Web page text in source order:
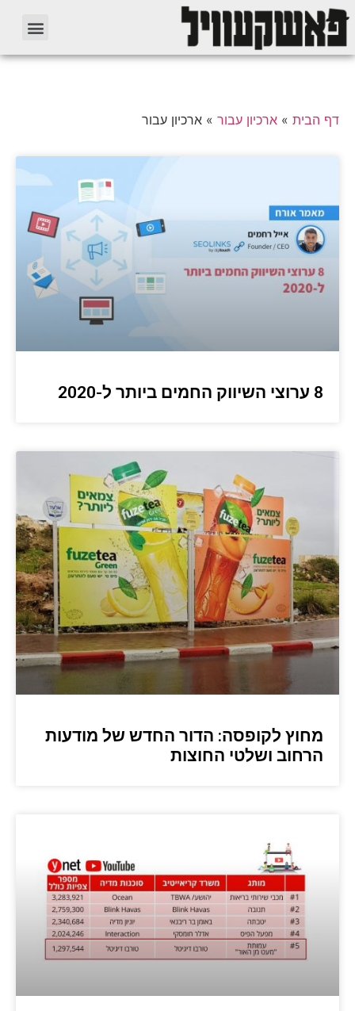
דף הבית » ארכיון עבור » ארכיון עבור
8 ערוצי השיווק החמים ביותר ל-2020
מחוץ לקופסה: הדור החדש של מודעות
הרחוב ושלטי החוצות